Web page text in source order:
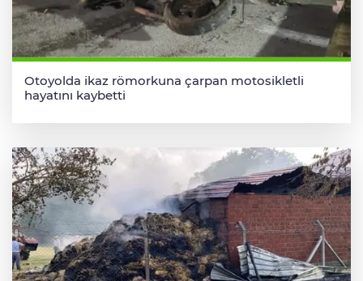
Otoyolda ikaz römorkuna çarpan motosikletli
hayatını kaybetti